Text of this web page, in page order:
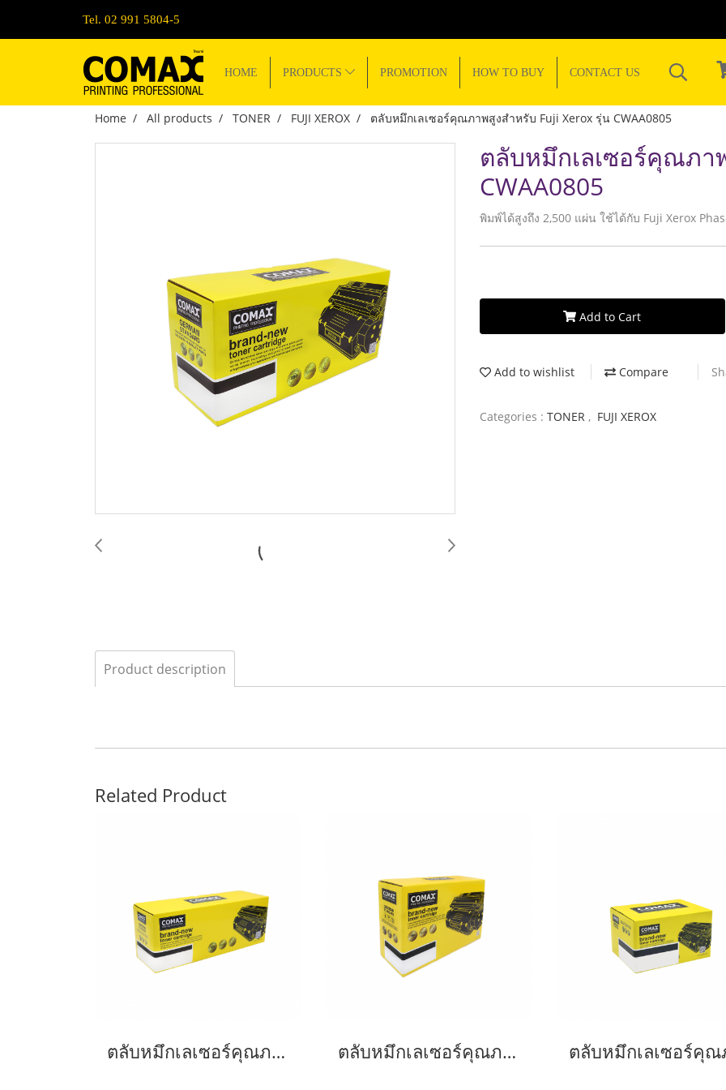
Tel. 02 991 5804-5
HOME PRODUCTS PROMOTION HOW TO BUY CONTACT US
Home All products TONER FUJI XEROX ตลับหมึกเลเซอร์คุณภาพสูงสำหรับ Fuji Xerox รุ่น CWAA0805
ตลับหมึกเลเซอร์คุณภา
CWAA0805
พิมพ์ได้สูงถึง 2,500 แผ่น ใช้ได้กับ Fuji Xerox
Add to Cart
Add to wishlist Compare
Categories : TONER , FUJI XEROX
Product description
Related Product
ตลับหมึกเลเซอร์คุณภาพสูงสำหรับ Fuji Xerox รุ่น P265dw (CT202329/202330) ตลับหมึกเลเซอร์คุณภาพสูงสำหรับ Fuji Xerox รุ่น 3428 Black